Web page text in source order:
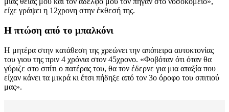
είχε γράψει η 12χρονη στην έκθεσή της.
Η πτώση από το μπαλκόνι
Η μητέρα στην κατάθεση της χρεώνει την απόπειρα αυτοκτονίας
του γιου της πριν 4 χρόνια στον 45χρονο. «Φοβόταν ότι όταν θα
γύριζε στο σπίτι ο πατέρας του, θα τον έδερνε για μια αταξία που
είχαν κάνει τα μικρά κι έτσι πήδηξε από τον 3ο όροφο του σπιτιού
μας».